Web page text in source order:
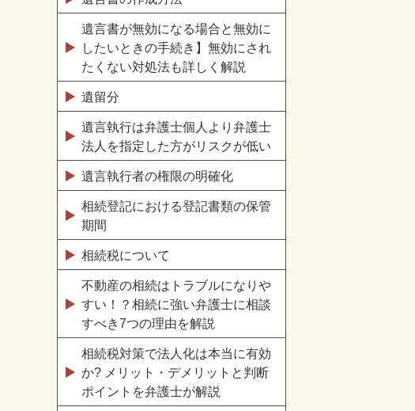
遺言書が無効になる場合と無効に
したいときの手続き】無効にされ
たくない対処法も詳しく解説
遺留分
遺言執行は弁護士個人より弁護士
法人を指定した方がリスクが低い
遺言執行者の権限の明確化
相続登記における登記書類の保管
期間
相続税について
不動産の相続はトラブルになりや
すい！？相続に強い弁護士に相談
すべき7つの理由を解説
相続税対策で法人化は本当に有効
か? メリット・デメリットと判断
ポイントを弁護士が解説